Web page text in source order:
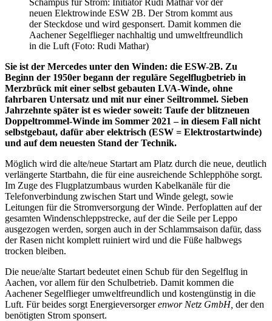
neuen Elektrowinde ESW 2B. Der Strom kommt aus
der Steckdose und wird gesponsert. Damit kommen die
Aachener Segelflieger nachhaltig und umweltfreundlich
in die Luft (Foto: Rudi Mathar)
Sie ist der Mercedes unter den Winden: die ESW-2B. Zu
Beginn der 1950er begann der reguläre Segelflugbetrieb in
Merzbrück mit einer selbst gebauten LVA-Winde, ohne
fahrbaren Untersatz und mit nur einer Seiltrommel. Sieben
Jahrzehnte später ist es wieder soweit: Taufe der blitzneuen
Doppeltrommel-Winde im Sommer 2021 – in diesem Fall nicht
selbstgebaut, dafür aber elektrisch (ESW = Elektrostartwinde)
und auf dem neuesten Stand der Technik.
Möglich wird die alte/neue Startart am Platz durch die neue, deutlich
verlängerte Startbahn, die für eine ausreichende Schlepphöhe sorgt.
Im Zuge des Flugplatzumbaus wurden Kabelkanäle für die
Telefonverbindung zwischen Start und Winde gelegt, sowie
Leitungen für die Stromversorgung der Winde. Perfoplatten auf der
gesamten Windenschleppstrecke, auf der die Seile per Leppo
ausgezogen werden, sorgen auch in der Schlammsaison dafür, dass
der Rasen nicht komplett ruiniert wird und die Füße halbwegs
trocken bleiben.
Die neue/alte Startart bedeutet einen Schub für den Segelflug in
Aachen, vor allem für den Schulbetrieb. Damit kommen die
Aachener Segelflieger umweltfreundlich und kostengünstig in die
Luft. Für beides sorgt Energieversorgerenwor Netz GmbH, der den
benötigten Strom sponsert.